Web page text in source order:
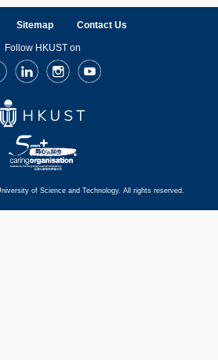
Sitemap Contact Us
Follow HKUST on
LinkedInInstagramYoutube
of Science and Technology. All rights reserved.